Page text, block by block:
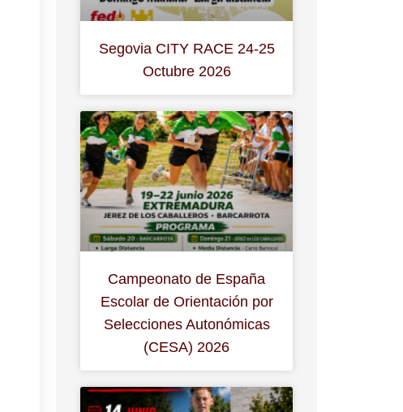
Segovia CITY RACE 24-25
Octubre 2026
Campeonato de España
Escolar de Orientación por
Selecciones Autonómicas
(CESA) 2026